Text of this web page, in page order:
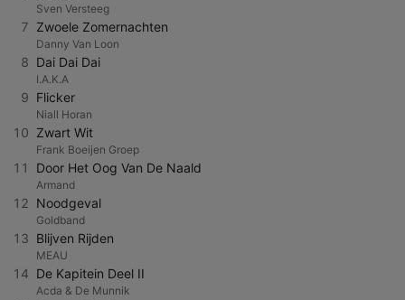
Sven Versteeg
7 Zwoele Zomernachten
Danny Van Loon
8 Dai Dai Dai
I.A.K.A
9 Flicker
Niall Horan
10 Zwart Wit
Frank Boeijen Groep
11 Door Het Oog Van De Naald
Armand
12 Noodgeval
Goldband
13 Blijven Rijden
MEAU
14 De Kapitein Deel II
Acda & De Munnik